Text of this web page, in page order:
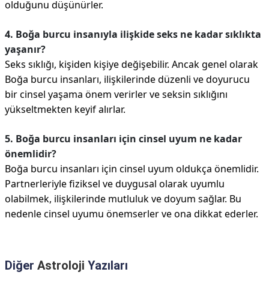
olduğunu düşünürler.
4. Boğa burcu insanıyla ilişkide seks ne kadar sıklıkta
yaşanır?
Seks sıklığı, kişiden kişiye değişebilir. Ancak genel olarak
Boğa burcu insanları, ilişkilerinde düzenli ve doyurucu
bir cinsel yaşama önem verirler ve seksin sıklığını
yükseltmekten keyif alırlar.
5. Boğa burcu insanları için cinsel uyum ne kadar
önemlidir?
Boğa burcu insanları için cinsel uyum oldukça önemlidir.
Partnerleriyle fiziksel ve duygusal olarak uyumlu
olabilmek, ilişkilerinde mutluluk ve doyum sağlar. Bu
nedenle cinsel uyumu önemserler ve ona dikkat ederler.
Diğer Astroloji Yazıları